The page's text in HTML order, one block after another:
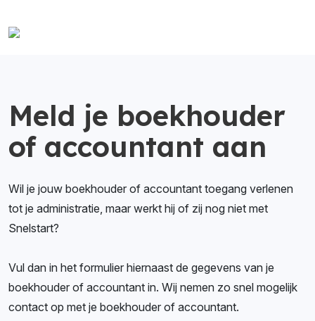
Meld je boekhouder
of accountant aan
Wil je jouw boekhouder of accountant toegang verlenen
tot je administratie, maar werkt hij of zij nog niet met
Snelstart?
Vul dan in het formulier hiernaast de gegevens van je
boekhouder of accountant in. Wij nemen zo snel mogelijk
contact op met je boekhouder of accountant.